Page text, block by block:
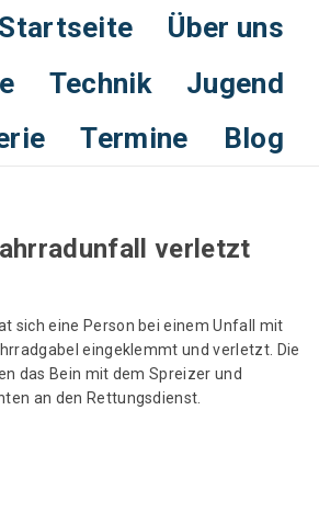
Startseite
Über uns
Technik
Jugend
Termine Blog
verletzt
sich eine Person bei einem Unfall mit
eingeklemmt und verletzt. Die
das Bein mit dem Spreizer und
an den Rettungsdienst.